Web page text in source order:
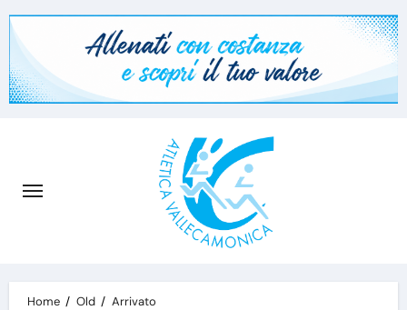
Skip
content
Home Old Arrivato